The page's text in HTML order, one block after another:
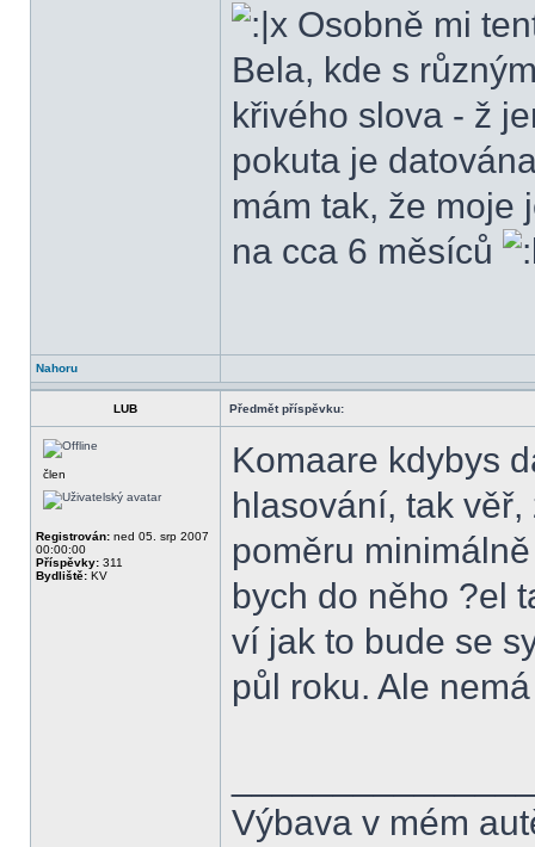
Osobně mi
Bela, kde s
křivého slova - ž
pokuta je
mám tak, že moje
na cca 6 měsíců
Nahoru
LUB Předmět příspěvku:
člen
Registrován: ned 05. srp 2007
00:00:00
Příspěvky: 311
Bydliště: KV
Komaare kdybys
hlasování, tak
poměru
bych do něho ?el
ví jak to bude se
půl roku. Ale
Výbava v mém